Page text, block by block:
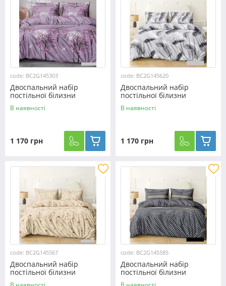
code: BC2G145303
Двоспальний набір
постільної білизни
180*220 із Бязі "Gold" з
простирадлом на резинці
В наявності
1 170 грн
code: BC2G145620
Двоспальний набір
постільної білизни
180*220 із Бязі "Gold" з
простирадлом на резинці
В наявності
1 170 грн
code: BC2G145567
Двоспальний набір
постільної білизни
180*220 із Бязі "Gold" з
code: BC2G145585
Двоспальний набір
постільної білизни
180*220 із Бязі "Gold" з